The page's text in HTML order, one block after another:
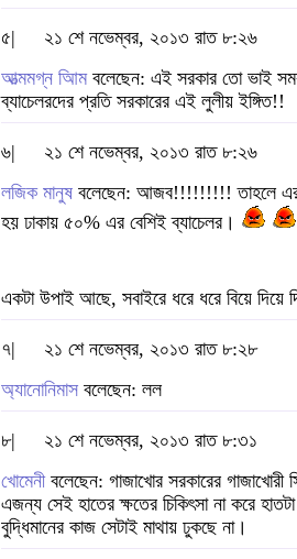
৫|
২১ শে নভেম্বর, ২০১৩ রাত ৮:২৬
আত্মমগ্ন আিমবলেছেন: এই সরকার তো ভাই
ব্যাচেলরদের প্রতি সরকারের এই লুলীয় ইঙ্গিত!!
৬|
২১ শে নভেম্বর, ২০১৩ রাত ৮:২৬
লজিক মানুষ বলেছেন: আজব!!!!!!!!! তাহলে
হয় ঢাকায় ৫০% এর বেশিই ব্যাচেলর।
একটা উপাই আছে, সবাইরে ধরে ধরে বিয়ে দিয়ে
৭|
২১ শে নভেম্বর, ২০১৩ রাত ৮:২৮
অ্যানোনিমাস বলেছেন: লল
৮|
২১ শে নভেম্বর, ২০১৩ রাত ৮:৩১
খোমেনীবলেছেন: গাজাখোর সরকারের গাজাখোরী
এজন্য সেই হাতের ক্ষতের চিকিৎসা না করে
বুদ্ধিমানের কাজ সেটাই মাথায় ঢুকছে না।